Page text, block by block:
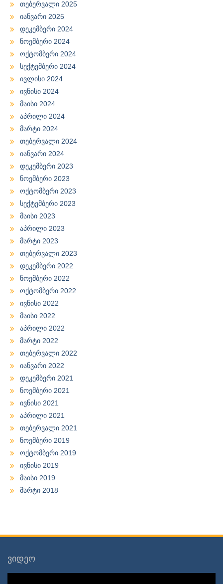
თებერვალი 2025
იანვარი 2025
დეკემბერი 2024
ნოემბერი 2024
ოქტომბერი 2024
სექტემბერი 2024
ივლისი 2024
ივნისი 2024
მაისი 2024
აპრილი 2024
მარტი 2024
თებერვალი 2024
იანვარი 2024
დეკემბერი 2023
ნოემბერი 2023
ოქტომბერი 2023
სექტემბერი 2023
მაისი 2023
აპრილი 2023
მარტი 2023
თებერვალი 2023
დეკემბერი 2022
ნოემბერი 2022
ოქტომბერი 2022
ივნისი 2022
მაისი 2022
აპრილი 2022
მარტი 2022
თებერვალი 2022
იანვარი 2022
დეკემბერი 2021
ნოემბერი 2021
ივნისი 2021
აპრილი 2021
თებერვალი 2021
ნოემბერი 2019
ოქტომბერი 2019
ივნისი 2019
მაისი 2019
მარტი 2018
ვიდეო